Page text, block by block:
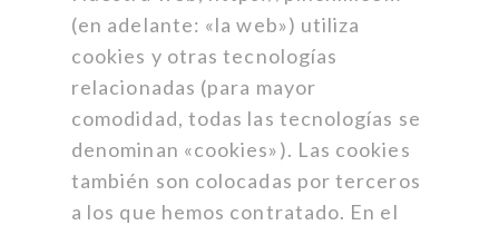
(en adelante: «la web») utiliza
cookies y otras tecnologías
relacionadas (para mayor
comodidad, todas las tecnologías se
denominan «cookies»). Las cookies
también son colocadas por terceros
a los que hemos contratado. En el